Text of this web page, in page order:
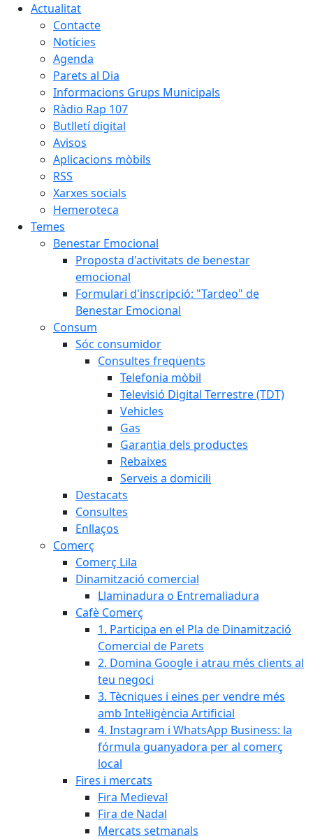
Actualitat
Contacte
Notícies
Agenda
Parets al Dia
Informacions Grups Municipals
Ràdio Rap 107
Butlletí digital
Avisos
Aplicacions mòbils
RSS
Xarxes socials
Hemeroteca
Temes
Benestar Emocional
Proposta d'activitats de benestar
emocional
Formulari d'inscripció: "Tardeo" de
Benestar Emocional
Consum
Sóc consumidor
Consultes freqüents
Telefonia mòbil
Televisió Digital Terrestre (TDT)
Vehicles
Gas
Garantia dels productes
Rebaixes
Serveis a domicili
Destacats
Consultes
Enllaços
Comerç
Comerç Lila
Dinamització comercial
Llaminadura o Entremaliadura
Cafè Comerç
1. Participa en el Pla de Dinamització
Comercial de Parets
2. Domina Google i atrau més clients al
teu negoci
3. Tècniques i eines per vendre més
amb Intel·ligència Artificial
4. Instagram i WhatsApp Business: la
fórmula guanyadora per al comerç
local
Fires i mercats
Fira Medieval
Fira de Nadal
Mercats setmanals